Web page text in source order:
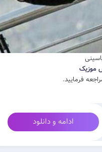
موزیک
فرمایید.
ادامه و دانلود